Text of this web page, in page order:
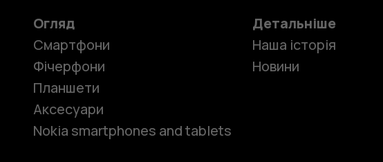
Огляд
Смартфони
Фічерфони
Планшети
Аксесуари
Nokia smartphones and tablets
Детальніше
Наша історія
Новини